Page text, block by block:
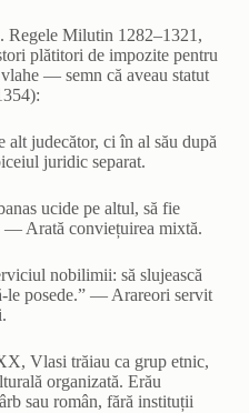
Regele Milutin 1282–1321,
plătitori de impozite pentru
— semn că aveau statut
alt judecător, ci în al său după
juridic separat.
ucide pe altul, să fie
— Arată conviețuirea mixtă.
nobilimii: să slujească
posede.” — Arareori servit
Vlasi trăiau ca grup etnic,
organizată. Erău
sau român, fără instituții